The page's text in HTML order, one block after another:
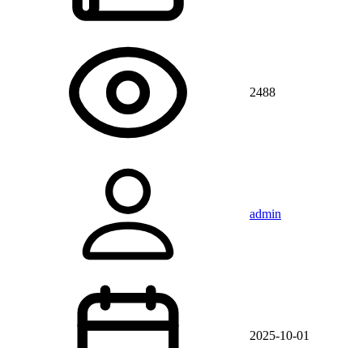
2488
admin
2025-10-01